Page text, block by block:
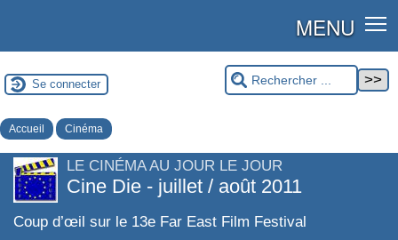
MENU
Se connecter
Accueil Cinéma
LE CINÉMA AU JOUR LE JOUR
Cine Die - juillet / août 2011
Coup d’œil sur le 13e Far East Film Festival